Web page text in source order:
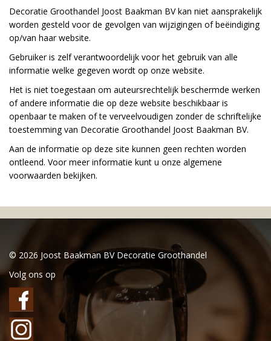
Decoratie Groothandel Joost Baakman BV kan niet aansprakelijk
worden gesteld voor de gevolgen van wijzigingen of beëindiging
op/van haar website.
Gebruiker is zelf verantwoordelijk voor het gebruik van alle
informatie welke gegeven wordt op onze website.
Het is niet toegestaan om auteursrechtelijk beschermde werken
of andere informatie die op deze website beschikbaar is
openbaar te maken of te verveelvoudigen zonder de schriftelijke
toestemming van Decoratie Groothandel Joost Baakman BV.
Aan de informatie op deze site kunnen geen rechten worden
ontleend. Voor meer informatie kunt u onze algemene
voorwaarden bekijken.
© 2026 Joost Baakman BV Decoratie Groothandel
Volg ons op